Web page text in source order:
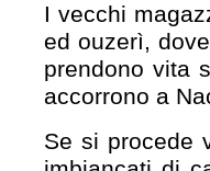
I vecchi
ed ouzerì,
prendono vita
accorrono a
Se si procede